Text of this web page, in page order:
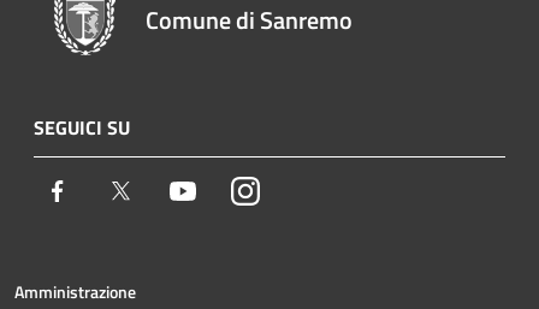
Comune di Sanremo
SEGUICI SU
Facebook Twitter YoutubeInstagram
Amministrazione